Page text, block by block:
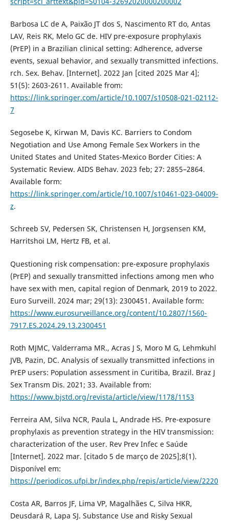
Barbosa LC de A, Paixão JT dos S, Nascimento RT do, Antas
LAV, Reis RK, Melo GC de. HIV pre-exposure prophylaxis
(PrEP) in a Brazilian clinical setting: Adherence, adverse
events, sexual behavior, and sexually transmitted infections.
rch. Sex. Behav. [Internet]. 2022 Jan [cited 2025 Mar 4];
51(5): 2603-2611. Available from:
https://link.springer.com/article/10.1007/s10508-021-02112-
7
Segosebe K, Kirwan M, Davis KC. Barriers to Condom
Negotiation and Use Among Female Sex Workers in the
United States and United States-Mexico Border Cities: A
Systematic Review. AIDS Behav. 2023 feb; 27: 2855–2864.
Available form:
https://link.springer.com/article/10.1007/s10461-023-04009-
z.
Schreeb SV, Pedersen SK, Christensen H, Jorgsensen KM,
Harritshoi LM, Hertz FB, et al.
Questioning risk compensation: pre-exposure prophylaxis
(PrEP) and sexually transmitted infections among men who
have sex with men, capital region of Denmark, 2019 to 2022.
Euro Surveill. 2024 mar; 29(13): 2300451. Available form:
https://www.eurosurveillance.org/content/10.2807/1560-
7917.ES.2024.29.13.2300451
Roth MJMC, Valderrama MR., Acras J S, Moro M G, Lehmkuhl
JVB, Pazin, DC. Analysis of sexually transmitted infections in
PrEP users: Population assessment in Curitiba, Brazil. Braz J
Sex Transm Dis. 2021; 33. Available from:
https://www.bjstd.org/revista/article/view/1178/1153
Ferreira AM, Silva NCR, Paula L, Andrade HS. Pre-exposure
prophylaxis as prevention strategy in the HIV transmission:
characterization of the user. Rev Prev Infec e Saúde
[Internet]. 2022 mar. [citado 5 de março de 2025];8(1).
Disponível em:
https://periodicos.ufpi.br/index.php/repis/article/view/2220
Costa AR, Barros JF, Lima VP, Magalhães C, Silva HKR,
Deusdará R, Lapa SJ. Substance Use and Risky Sexual